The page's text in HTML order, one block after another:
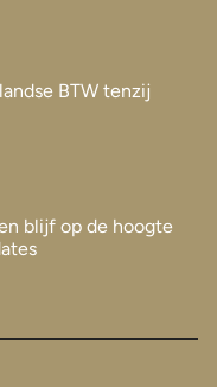
BTW tenzij
blijf op de hoogte